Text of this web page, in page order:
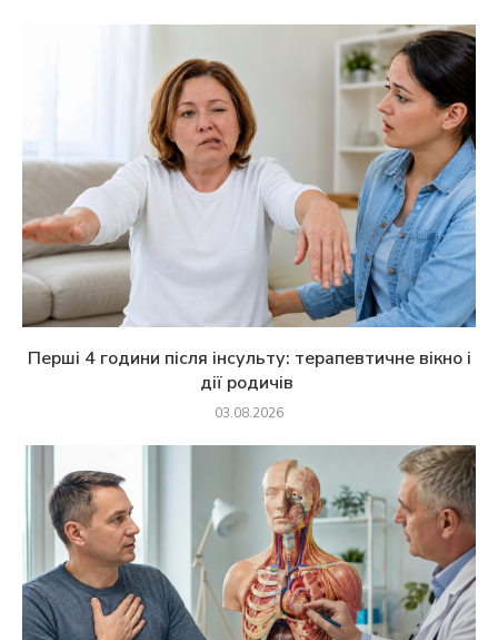
Перші 4 години після інсульту: терапевтичне вікно і
дії родичів
03.08.2026